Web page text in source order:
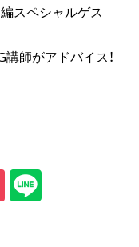
スペシャルゲス
師がアドバイス！